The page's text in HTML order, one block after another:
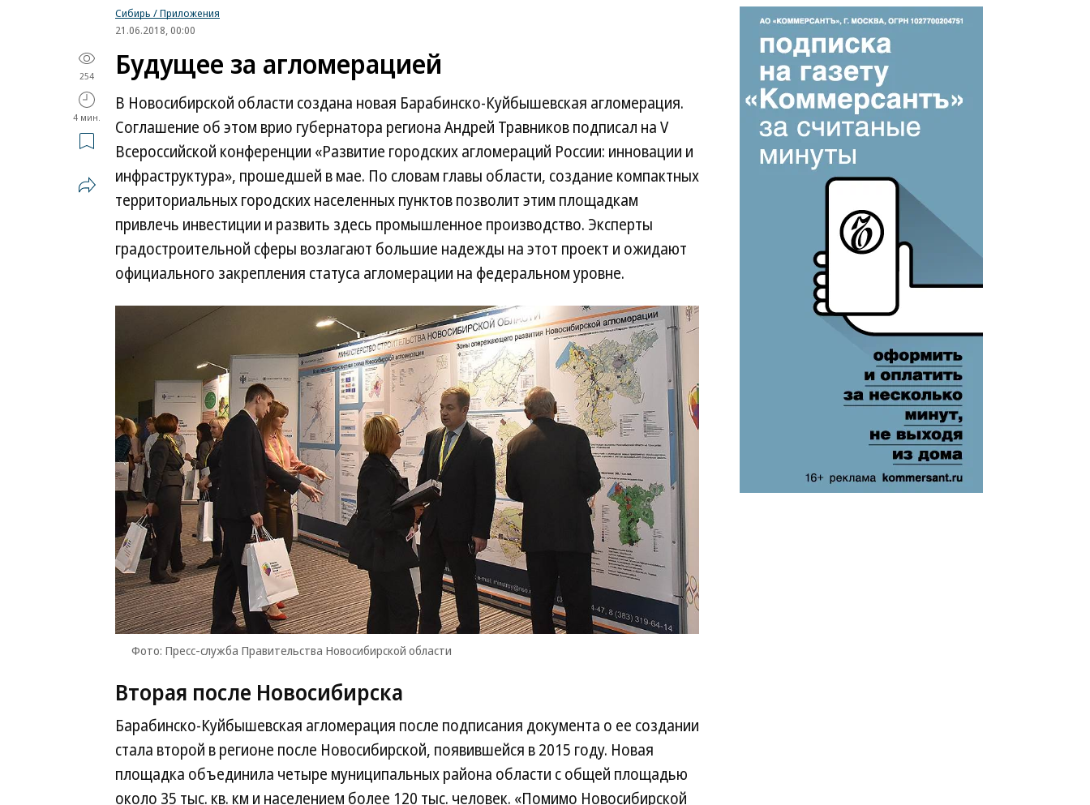
Сибирь / Приложения
21.06.2018, 00:00
254
4 мин.
Будущее за агломерацией
В Новосибирской области создана новая Барабинско-Куйбышевская агломерация.
Соглашение об этом врио губернатора региона Андрей Травников подписал на V
Всероссийской конференции «Развитие городских агломераций России: инновации и
инфраструктура», прошедшей в мае. По словам главы области, создание компактных
территориальных городских населенных пунктов позволит этим площадкам
привлечь инвестиции и развить здесь промышленное производство. Эксперты
градостроительной сферы возлагают большие надежды на этот проект и ожидают
официального закрепления статуса агломерации на федеральном уровне.
Фото: Пресс-служба Правительства Новосибирской области
Вторая после Новосибирска
Барабинско-Куйбышевская агломерация после подписания документа о ее создании
стала второй в регионе после Новосибирской, появившейся в 2015 году. Новая
площадка объединила четыре муниципальных района области с общей площадью
около 35 тыс. кв. км и населением более 120 тыс. человек. «Помимо Новосибирской